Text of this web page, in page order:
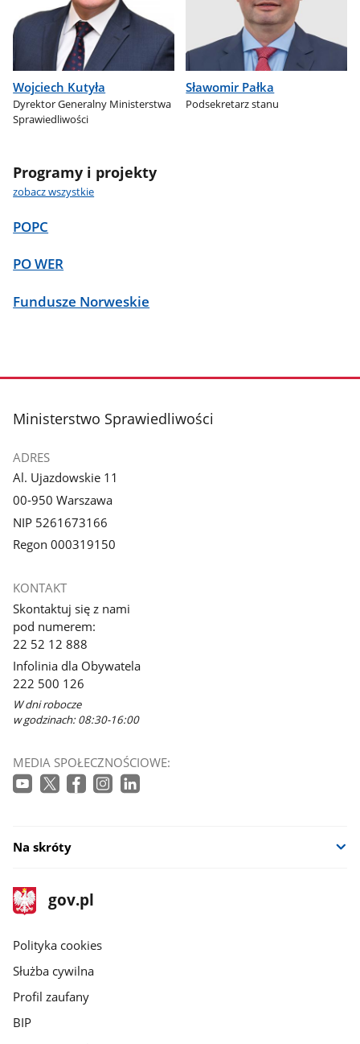
Wojciech Kutyła
Dyrektor Generalny Ministerstwa
Sprawiedliwości
Sławomir Pałka
Podsekretarz stanu
Programy i projekty
zobacz wszystkie
POPC
PO WER
Fundusze Norweskie
stopka
Ministerstwo Sprawiedliwości
ADRES
Al. Ujazdowskie 11
00-950 Warszawa
NIP 5261673166
Regon 000319150
KONTAKT
Skontaktuj się z nami
pod numerem:
22 52 12 888
Infolinia dla Obywatela
222 500 126
W dni robocze
w godzinach: 08:30-16:00
MEDIA SPOŁECZNOŚCIOWE:
Na skróty
stopka
gov.pl
Strona
gov.pl
gov.pl
Polityka cookies
Służba cywilna
Profil zaufany
BIP